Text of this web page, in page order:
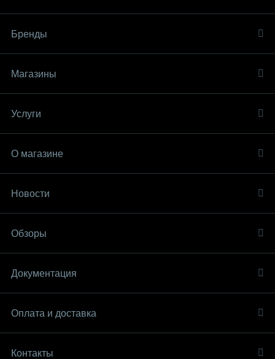
Бренды
Магазины
Услуги
О магазине
Новости
Обзоры
Документация
Оплата и доставка
Контакты